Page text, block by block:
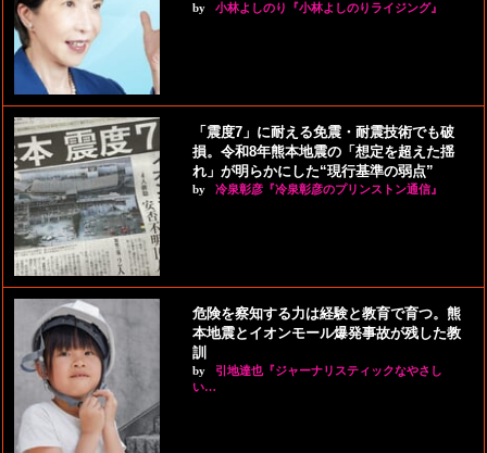
by 小林よしのり『小林よしのりライジング』
「震度7」に耐える免震・耐震技術でも破
損。令和8年熊本地震の「想定を超えた揺
れ」が明らかにした“現行基準の弱点”
by 冷泉彰彦『冷泉彰彦のプリンストン通信』
危険を察知する力は経験と教育で育つ。熊
本地震とイオンモール爆発事故が残した教
訓
by
引地達也『ジャーナリスティックなやさし
い…